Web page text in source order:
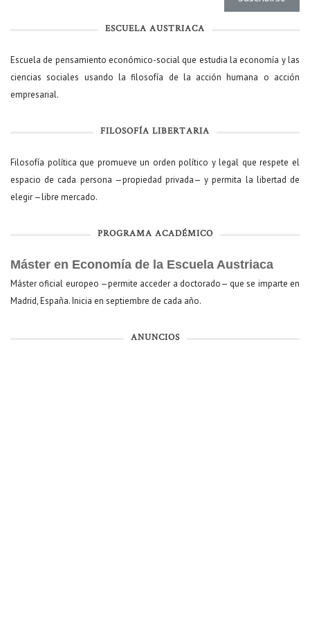
ESCUELA AUSTRIACA
Escuela de pensamiento económico-social que estudia la economía y las
ciencias sociales usando la filosofía de la acción humana o acción
empresarial.
FILOSOFÍA LIBERTARIA
Filosofía política que promueve un orden político y legal que respete el
espacio de cada persona —propiedad privada— y permita la libertad de
elegir —libre mercado.
PROGRAMA ACADÉMICO
Máster en Economía de la Escuela Austriaca
Máster oficial europeo —permite acceder a doctorado— que se imparte en
Madrid, España. Inicia en septiembre de cada año.
ANUNCIOS